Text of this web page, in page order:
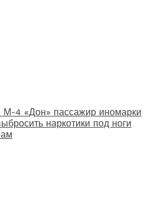
М-4 «Дон» пассажир иномарки
наркотики под ноги